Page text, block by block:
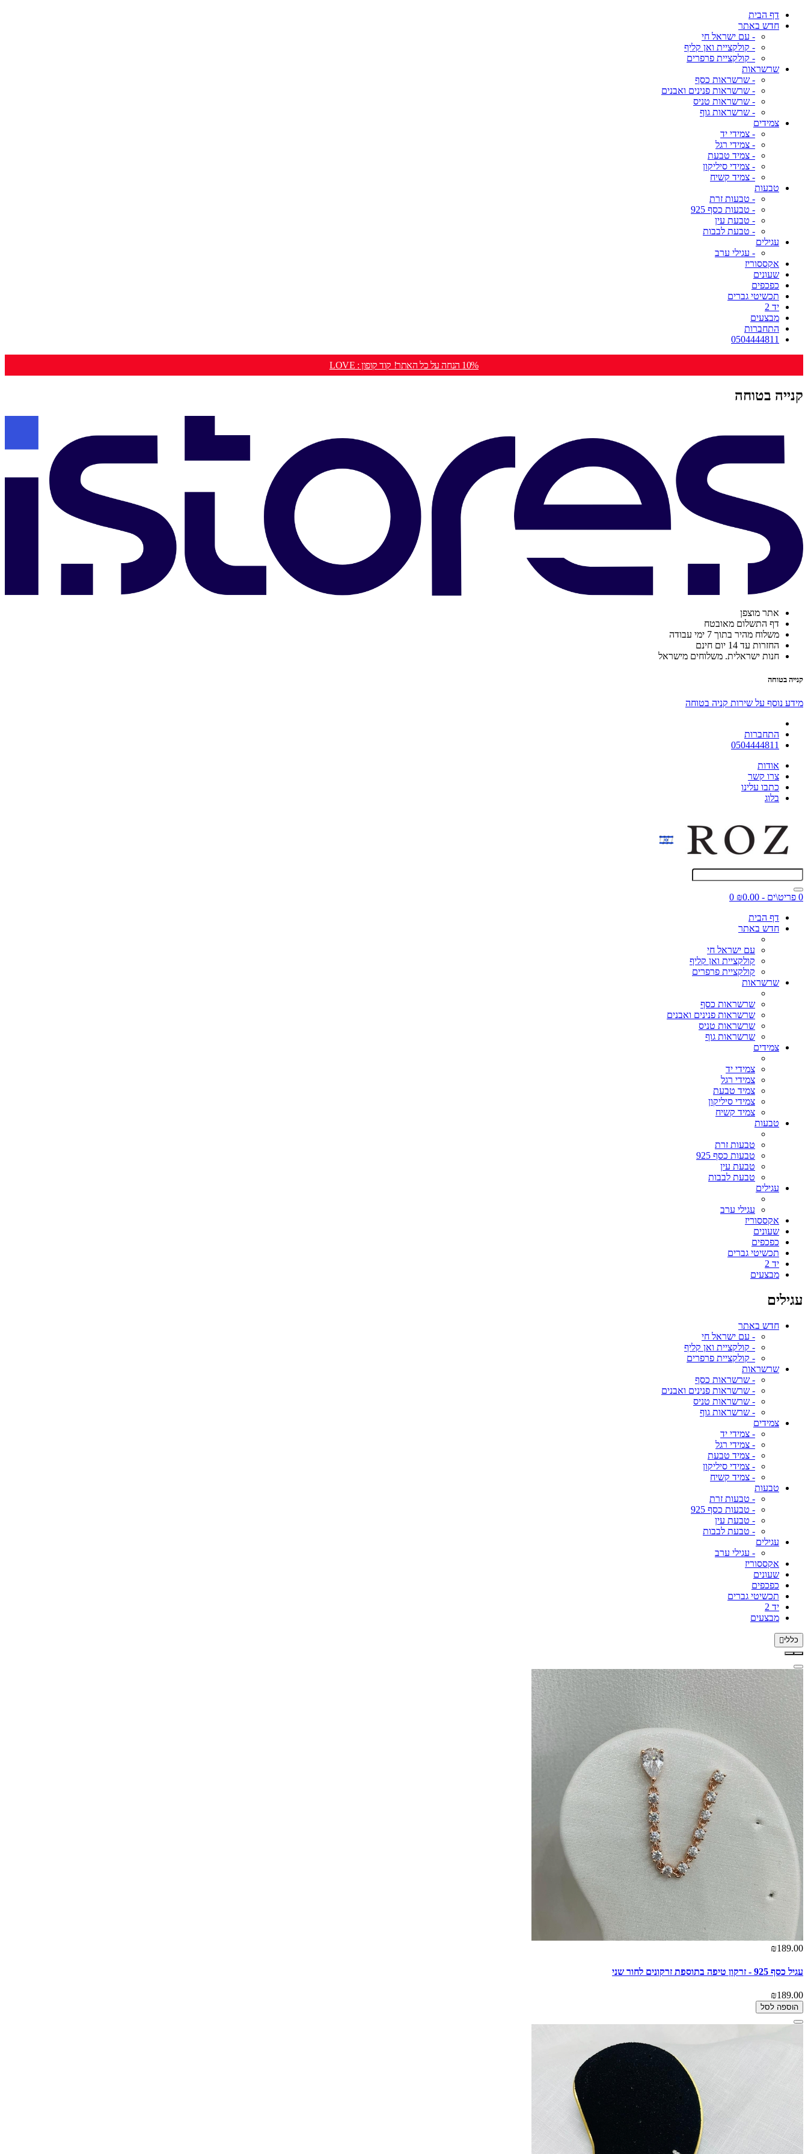
דף הבית
חדש באתר
- עם ישראל חי
- קולקציית ואן קליף
- קולקציית פרפרים
שרשראות
- שרשראות כסף
- שרשראות פנינים ואבנים
- שרשראות טניס
- שרשראות גוף
צמידים
- צמידי יד
- צמידי רגל
- צמיד טבעת
- צמידי סיליקון
- צמיד קשיח
טבעות
- טבעות זרת
- טבעות כסף 925
- טבעת עין
- טבעת לבבות
עגילים
- עגילי ערב
אקססוריז
שעונים
כפכפים
תכשיטי גברים
יד 2
מבצעים
התחברות
0504444811
10% הנחה על כל האתר! קוד קופון : LOVE
קנייה בטוחה
אתר מוצפן
דף התשלום מאובטח
משלוח מהיר בתוך 7 ימי עבודה
החזרות עד 14 יום חינם
חנות ישראלית. משלוחים מישראל
קנייה בטוחה
מידע נוסף על שירות קניה בטוחה
התחברות
0504444811
אודות
צרו קשר
כתבו עלינו
בלוג
0 פריט\ים - ₪0.00
0
דף הבית
חדש באתר
עם ישראל חי
קולקציית ואן קליף
קולקציית פרפרים
שרשראות
שרשראות כסף
שרשראות פנינים ואבנים
שרשראות טניס
שרשראות גוף
צמידים
צמידי יד
צמידי רגל
צמיד טבעת
צמידי סיליקון
צמיד קשיח
טבעות
טבעות זרת
טבעות כסף 925
טבעת עין
טבעת לבבות
עגילים
עגילי ערב
אקססוריז
שעונים
כפכפים
תכשיטי גברים
יד 2
מבצעים
עגילים
חדש באתר
- עם ישראל חי
- קולקציית ואן קליף
- קולקציית פרפרים
שרשראות
- שרשראות כסף
- שרשראות פנינים ואבנים
- שרשראות טניס
- שרשראות גוף
צמידים
- צמידי יד
- צמידי רגל
- צמיד טבעת
- צמידי סיליקון
- צמיד קשיח
טבעות
- טבעות זרת
- טבעות כסף 925
- טבעת עין
- טבעת לבבות
עגילים
- עגילי ערב
אקססוריז
שעונים
כפכפים
תכשיטי גברים
יד 2
מבצעים
כללי
₪189.00
עגיל כסף 925 - זרקון טיפה בתוספת זרקונים לחור שני
₪189.00
הוספה לסל